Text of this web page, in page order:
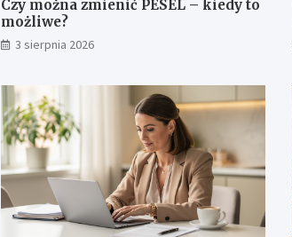
Czy można zmienić PESEL – kiedy to
możliwe?
3 sierpnia 2026